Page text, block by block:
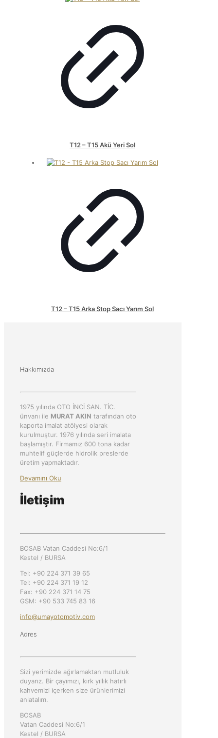
T12 – T15 Akü Yeri Sol
T12 – T15 Arka Stop Sacı Yarım Sol
Hakkımızda
1975 yılında OTO İNCİ SAN. TİC.
ünvanı ile MURAT AKIN tarafından oto
kaporta imalat atölyesi olarak
kurulmuştur. 1976 yılında seri imalata
başlamıştır. Firmamız 600 tona kadar
muhtelif güçlerde hidrolik preslerde
üretim yapmaktadır.
Devamını Oku
İletişim
BOSAB Vatan Caddesi No:6/1
Kestel / BURSA
Tel: +90 224 371 39 65
Tel: +90 224 371 19 12
Fax: +90 224 371 14 75
GSM: +90 533 745 83 16
info@umayotomotiv.com
Adres
Sizi yerimizde ağırlamaktan mutluluk
duyarız. Bir çayımızı, kırk yıllık hatırlı
kahvemizi içerken size ürünlerimizi
anlatalım.
BOSAB
Vatan Caddesi No:6/1
Kestel / BURSA